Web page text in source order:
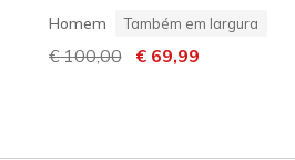
Homem Também em largura
Preço com desconto de
€ 100,00para
€ 69,99